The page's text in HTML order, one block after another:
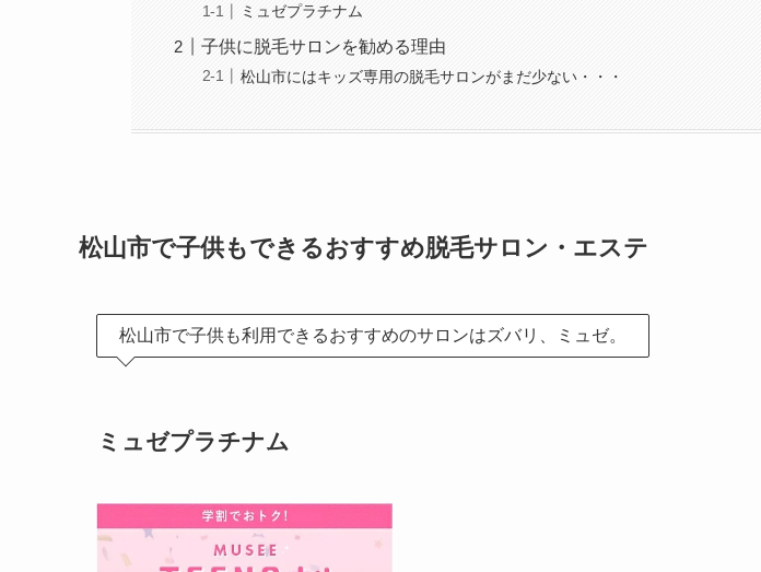
ミュゼプラチナム
子供に脱毛サロンを勧める理由
松山市にはキッズ専用の脱毛サロンがまだ少ない・・・
松山市で子供もできるおすすめ脱毛サロン・エステ
松山市で子供も利用できるおすすめのサロンはズバリ、ミュゼ。
ミュゼプラチナム